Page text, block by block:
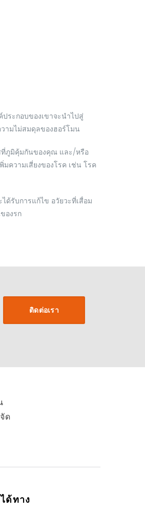
ระกอบของเขาจะนำไปสู่
ามไม่สมดุลของฮอร์โมน
ที่ภูมิคุ้มกันของคุณ และ/หรือ
ความเสี่ยงของโรค เช่น โรค
รับการแก้ไข อวัยวะที่เสื่อม
องรก
ติดต่อเรา
ด
ด้ทาง